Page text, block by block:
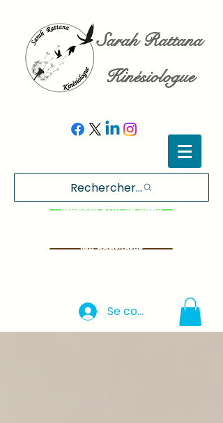
Sarah Rattana
Kinésiologue
Rechercher...
Prendre RDV en ligne
Me contacter
Se connecter